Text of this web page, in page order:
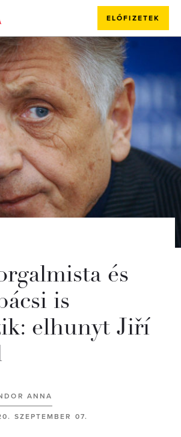
ELŐFIZETEK
és
is
elhunyt Jiří
ANNA
SZEPTEMBER 07.